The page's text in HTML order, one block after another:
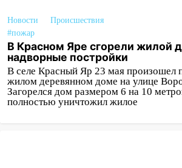
Новости
Происшествия
#пожар
В Красном Яре сгорели жилой
надворные постройки
В селе Красный Яр 23 мая произошел
жилом деревянном доме на улице
Загорелся дом размером 6 на 10
полностью уничтожил жилое